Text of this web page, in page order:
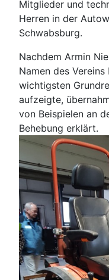
Mitglieder und
Herren in der
Schwabsburg.
Nachdem Armin
Namen des
wichtigsten
aufzeigte,
von Beispielen an
Behebung erklärt.